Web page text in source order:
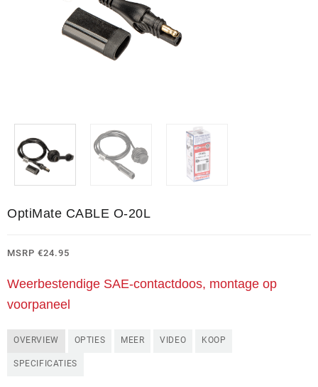
OptiMate CABLE O-20L
MSRP €24.95
Weerbestendige SAE-contactdoos, montage op
voorpaneel
OVERVIEW OPTIES MEER VIDEO KOOP
SPECIFICATIES